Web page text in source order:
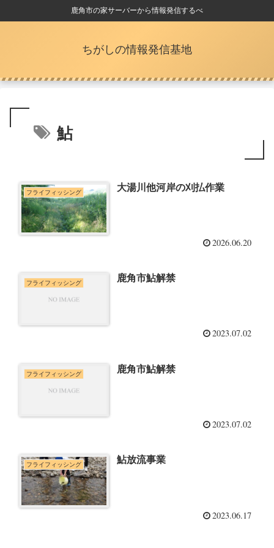
鹿角市の家サーバーから情報発信するべ
ちがしの情報発信基地
鮎
フライフィッシング 大湯川他河岸の刈払作業
2026.06.20
フライフィッシング 鹿角市鮎解禁
2023.07.02
フライフィッシング 鹿角市鮎解禁
2023.07.02
フライフィッシング 鮎放流事業
2023.06.17